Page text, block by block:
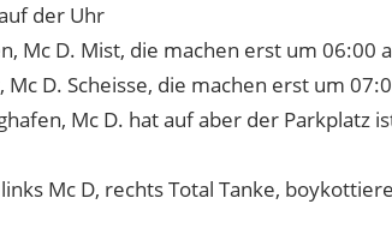
der Uhr
Mc D. Mist, die machen erst um 06:00
D. Scheisse, die machen erst um
Mc D. hat auf aber der Parkplatz
Mc D, rechts Total Tanke,